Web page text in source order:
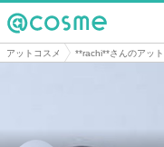
@cosme
アットコスメ **rachi**さんのアッ